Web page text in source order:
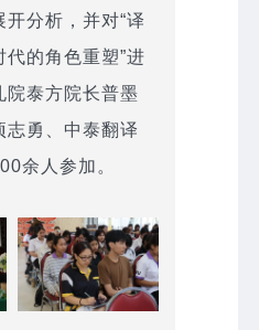
分析，并对“译
的角色重塑”进
院泰方院长普墨
志勇、中泰翻译
余人参加。